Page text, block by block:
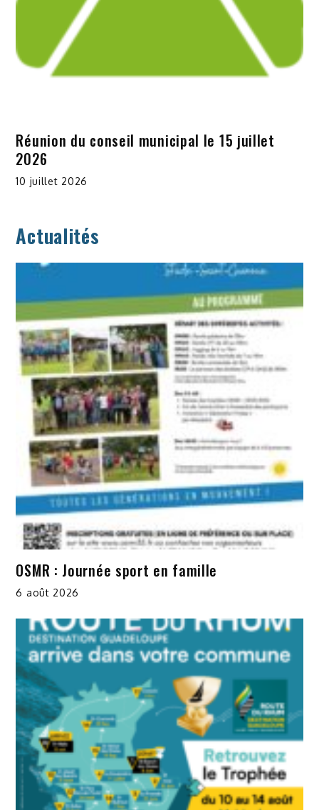
Réunion du conseil municipal le 15 juillet
2026
10 juillet 2026
Actualités
OSMR : Journée sport en famille
6 août 2026